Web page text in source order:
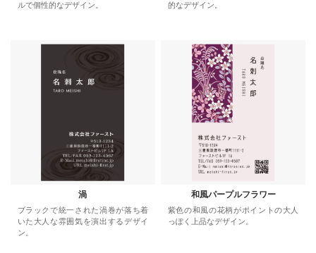
ルで個性的なデザイン。
的なデザイン。
渦
ブラックで統一された渦巻が落ち着
いた大人な雰囲気を演出するデザイ
ン。
和風パープルフラワー
紫色の和風の花柄がポイントの大人
っぽく上品なデザイン。